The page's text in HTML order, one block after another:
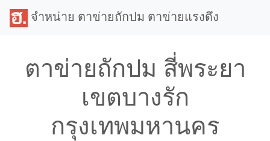
จำหน่าย ตาข่ายถักปม ตาข่ายแรงดึง
ตาข่ายถักปม สี่พระยา
เขตบางรัก
กรุงเทพมหานคร